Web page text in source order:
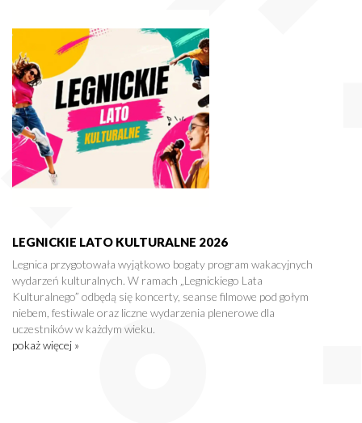
LEGNICKIE LATO KULTURALNE 2026
Legnica przygotowała wyjątkowo bogaty program wakacyjnych
wydarzeń kulturalnych. W ramach „Legnickiego Lata
Kulturalnego” odbędą się koncerty, seanse filmowe pod gołym
niebem, festiwale oraz liczne wydarzenia plenerowe dla
uczestników w każdym wieku.
pokaż więcej »